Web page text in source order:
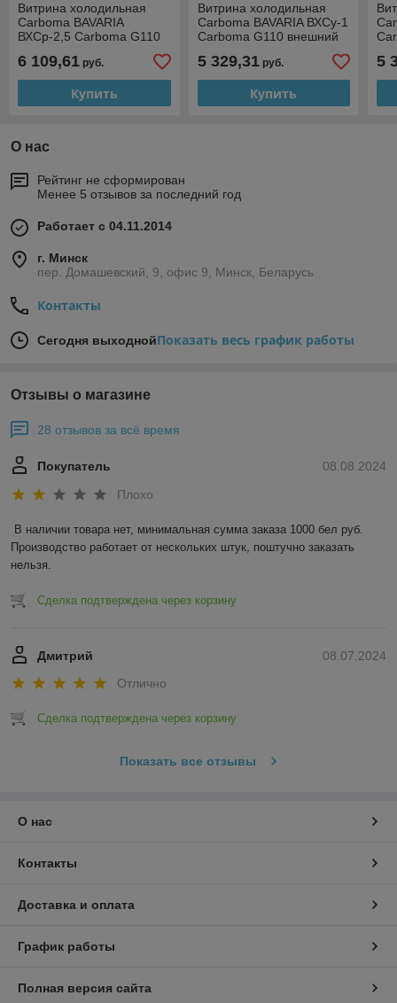
Витрина холодильная
Carboma BAVARIA
ВХСр-2,5 Carboma G110
(динамика) (G110 VV 2,5-
1)
6 109,61 руб.
Купить
Витрина холодильная
Carboma BAVARIA ВХСу-1
Carboma G110 внешний
90 динамика (G110 VM-5)
5 329,31руб.
Купить
5
О нас
Рейтинг не сформирован
Менее 5 отзывов за последний год
Работает с 04.11.2014
г. Минск
пер. Домашевский, 9, офис 9, Минск, Беларусь
Контакты
Сегодня выходнойПоказать весь график работы
Отзывы о магазине
28 отзывов за всё время
08.08.2024
Покупатель
Плохо
В наличии товара нет, минимальная сумма заказа 1000 бел руб.
Производство работает от нескольких штук, поштучно заказать
нельзя.
Сделка подтверждена через корзину
08.07.2024
Дмитрий
Отлично
Сделка подтверждена через корзину
Показать все отзывы
О нас
Контакты
Доставка и оплата
График работы
Полная версия сайта